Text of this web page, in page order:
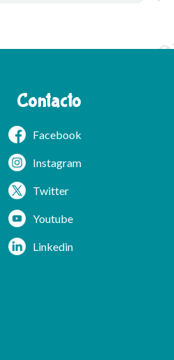
Contacto
Facebook
Instagram
Twitter
Youtube
Linkedin